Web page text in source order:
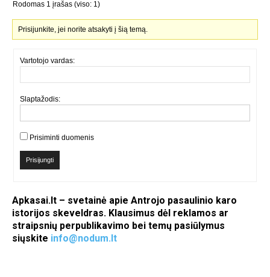
Rodomas 1 įrašas (viso: 1)
Prisijunkite, jei norite atsakyti į šią temą.
Vartotojo vardas:
Slaptažodis:
Prisiminti duomenis
Prisijungti
Apkasai.lt – svetainė apie Antrojo pasaulinio karo
istorijos skeveldras. Klausimus dėl reklamos ar
straipsnių perpublikavimo bei temų pasiūlymus
siųskite info@nodum.lt